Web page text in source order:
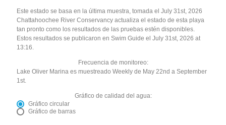
Este estado se basa en la última muestra, tomada el July 31st, 2026
Chattahoochee River Conservancy actualiza el estado de esta playa
tan pronto como los resultados de las pruebas estén disponibles.
Estos resultados se publicaron en Swim Guide el July 31st, 2026 at
13:16.
Frecuencia de monitoreo:
Lake Oliver Marina es muestreado Weekly de May 22nd a September
1st.
Gráfico de calidad del agua:
Gráfico circular
Gráfico de barras